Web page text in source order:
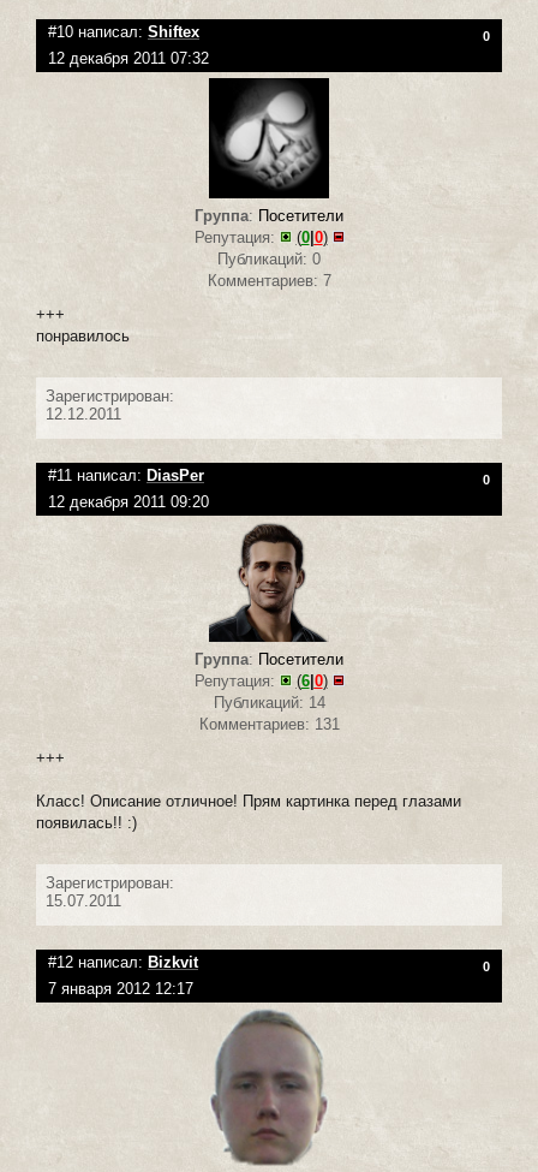
#10 написал: Shiftex 0
12 декабря 2011 07:32
Группа: Посетители
Репутация:
(0| 0)
Публикаций: 0
Комментариев: 7
+++
понравилось
Зарегистрирован:
12.12.2011
#11 написал: DiasPer 0
12 декабря 2011 09:20
Группа: Посетители
Репутация:
(6| 0)
Публикаций: 14
Комментариев: 131
+++
Класс! Описание отличное! Прям картинка перед глазами
появилась!! :)
Зарегистрирован:
15.07.2011
#12 написал: Bizkvit 0
7 января 2012 12:17